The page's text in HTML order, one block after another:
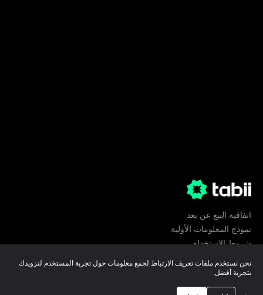
اتفاقية البيع عن بعد
نموذج المعلومات الأولية
شروط الإستخدام
تفضيلات ملفات تعريف الارتباط
نحن نستخدم ملفات تعريف الارتباط لجمع معلومات حول تجربة المستخدم لتزويدك
بتجربة أفضل.